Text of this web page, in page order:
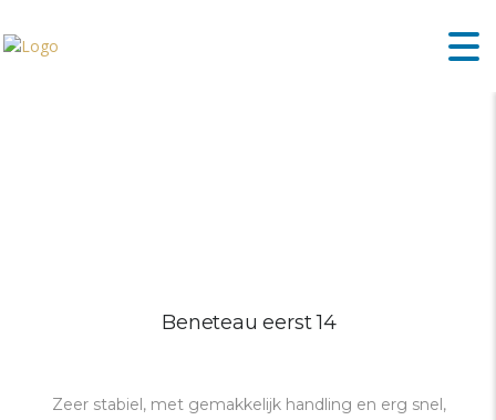
Beneteau eerst 14
Zeer stabiel, met gemakkelijk handling en erg snel,